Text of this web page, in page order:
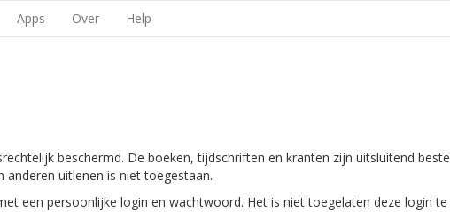
Apps Over Help
beschermd. De boeken, tijdschriften en kranten zijn uitsluitend
anderen uitlenen is niet toegestaan.
een persoonlijke login en wachtwoord. Het is niet toegelaten deze login